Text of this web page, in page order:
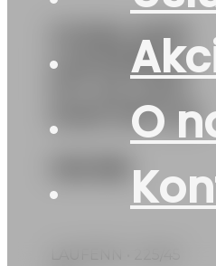
O
GUMA AS/P
LAUFENN G
94W DOT:25